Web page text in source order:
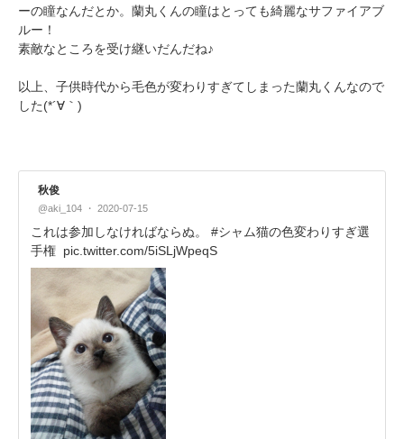
ーの瞳なんだとか。蘭丸くんの瞳はとっても綺麗なサファイアブ
ルー！
素敵なところを受け継いだんだね♪
以上、子供時代から毛色が変わりすぎてしまった蘭丸くんなので
した(*´∀｀)
秋俊
@aki_104 2020-07-15
これは参加しなければならぬ。 #シャム猫の色変わりすぎ選
手権 pic.twitter.com/5iSLjWpeqS